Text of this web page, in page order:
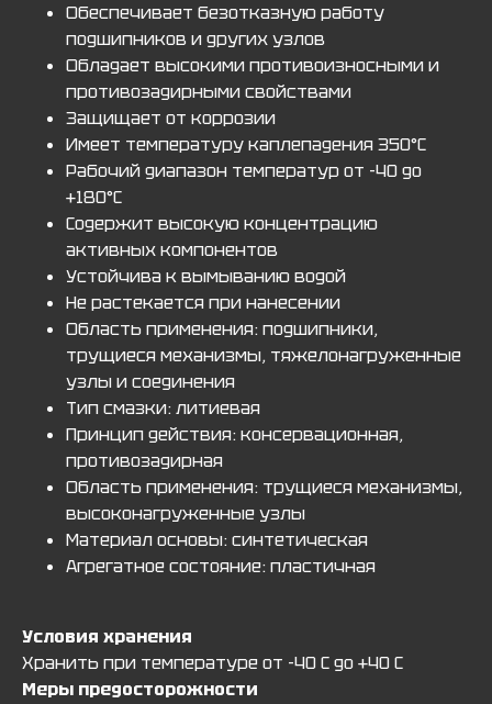
Обеспечивает безотказную работу
подшипников и других узлов
Обладает высокими противоизносными и
противозадирными свойствами
Защищает от коррозии
Имеет температуру каплепадения 350°С
Рабочий диапазон температур от -40 до
+180°С
Содержит высокую концентрацию
активных компонентов
Устойчива к вымыванию водой
Не растекается при нанесении
Область применения: подшипники,
трущиеся механизмы, тяжелонагруженные
узлы и соединения
Тип смазки: литиевая
Принцип действия: консервационная,
противозадирная
Область применения: трущиеся механизмы,
высоконагруженные узлы
Материал основы: синтетическая
Агрегатное состояние: пластичная
Условия хранения
Хранить при температуре от -40 С до +40 С
Меры предосторожности